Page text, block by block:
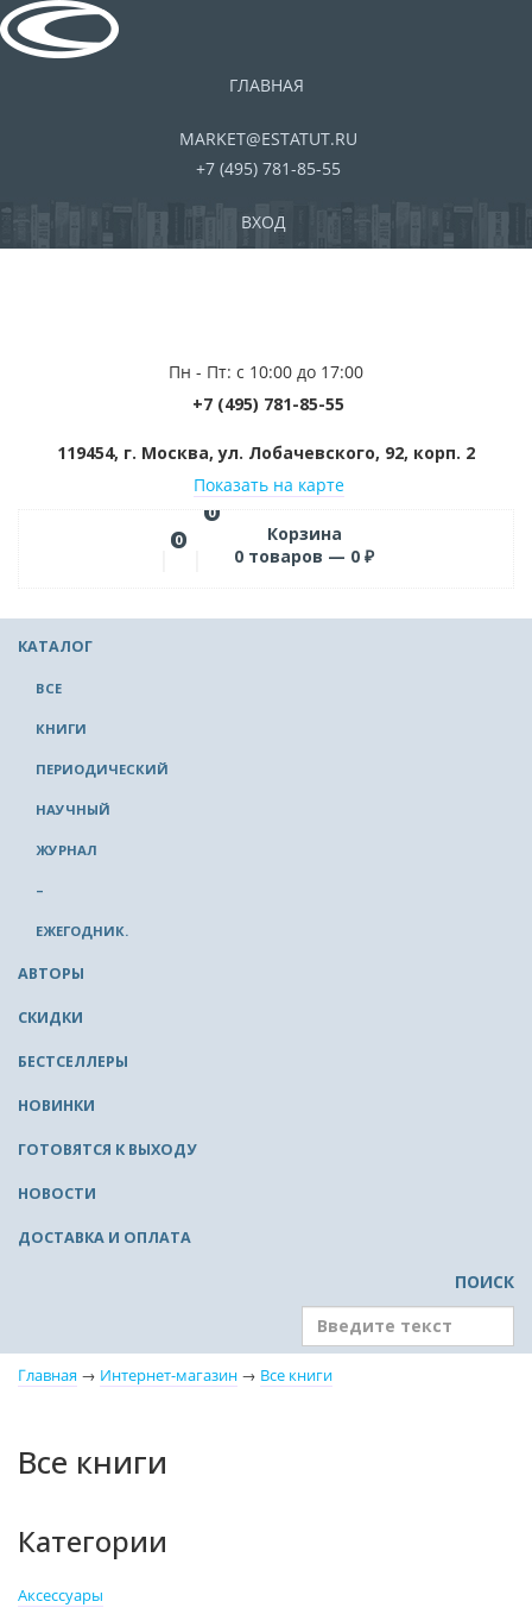
ГЛАВНАЯ
MARKET@ESTATUT.RU
+7 (495) 781-85-55
ВХОД
Пн - Пт: с 10:00 до 17:00
+7 (495) 781-85-55
119454, г. Москва, ул. Лобачевского, 92, корп. 2
Показать на карте
0
0
Корзина
0 товаров — 0 ₽
КАТАЛОГ
ВСЕ
КНИГИ
ПЕРИОДИЧЕСКИЙ
НАУЧНЫЙ
ЖУРНАЛ
–
ЕЖЕГОДНИК.
АВТОРЫ
СКИДКИ
БЕСТСЕЛЛЕРЫ
НОВИНКИ
ГОТОВЯТСЯ К ВЫХОДУ
НОВОСТИ
ДОСТАВКА И ОПЛАТА
ПОИСК
Главная → Интернет-магазин → Все книги
Все книги
Категории
Аксессуары